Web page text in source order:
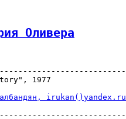
Оливера
1977
irukan()yandex.ru